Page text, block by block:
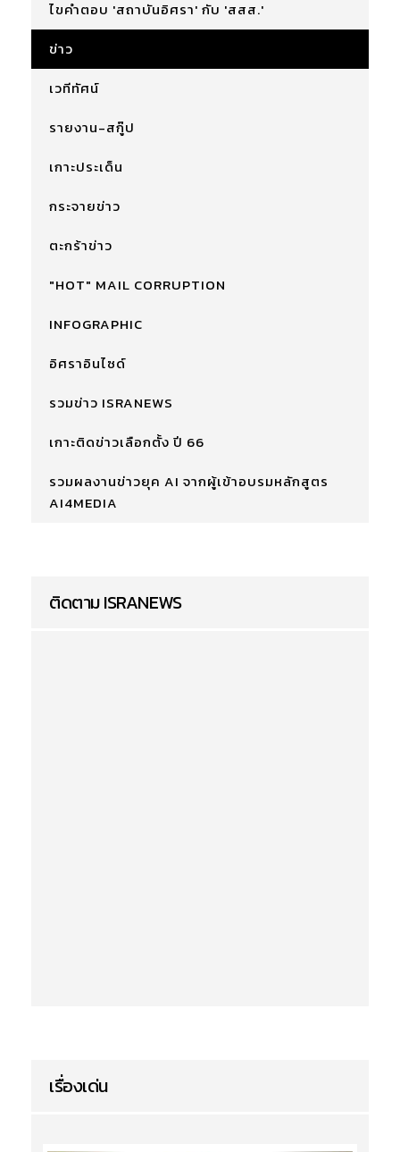
ไขคำตอบ 'สถาบันอิศรา' กับ 'สสส.'
ข่าว
เวทีทัศน์
รายงาน-สกู๊ป
เกาะประเด็น
กระจายข่าว
ตะกร้าข่าว
"HOT" MAIL CORRUPTION
INFOGRAPHIC
อิศราอินไซด์
รวมข่าว ISRANEWS
เกาะติดข่าวเลือกตั้ง ปี 66
รวมผลงานข่าวยุค AI จากผู้เข้าอบรมหลักสูตร
AI4MEDIA
ติดตาม ISRANEWS
เรื่องเด่น